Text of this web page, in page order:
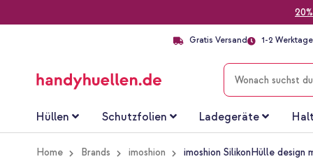
Gratis Versand 1-2
SUCHE
Hüllen Schutzfolien Ladegeräte
Home Brands imoshion imoshion SilikonHülle design